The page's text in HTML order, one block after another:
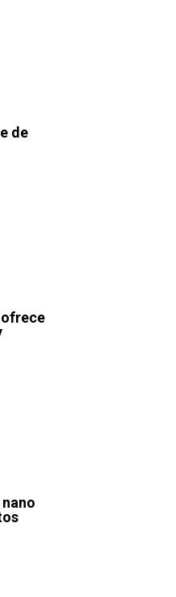
de
ofrece